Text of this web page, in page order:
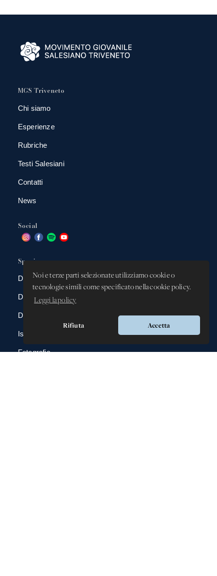
Noi e terze parti selezionate utilizziamo cookie o
tecnologie simili come specificato nella cookie policy.
Leggi la policy
Rifiuta Accetta
MGS Triveneto
Chi siamo
Esperienze
Rubriche
Testi Salesiani
Contatti
News
Social
Spazio app
DBAnima
DBContest
DBDrive
Iscrizioni
Fotografie